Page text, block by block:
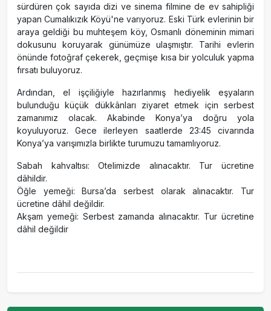
sürdüren çok sayıda dizi ve sinema filmine de ev sahipliği
yapan Cumalıkızık Köyü'ne varıyoruz. Eski Türk evlerinin bir
araya geldiği bu muhteşem köy, Osmanlı döneminin mimari
dokusunu koruyarak günümüze ulaşmıştır. Tarihi evlerin
önünde fotoğraf çekerek, geçmişe kısa bir yolculuk yapma
fırsatı buluyoruz.
Ardından, el işçiliğiyle hazırlanmış hediyelik eşyaların
bulunduğu küçük dükkânları ziyaret etmek için serbest
zamanımız olacak. Akabinde Konya’ya doğru yola
koyuluyoruz. Gece ilerleyen saatlerde 23:45 civarında
Konya’ya varışımızla birlikte turumuzu tamamlıyoruz.
Sabah kahvaltısı: Otelimizde alınacaktır. Tur ücretine
dâhildir.
Öğle yemeği: Bursa’da serbest olarak alınacaktır. Tur
ücretine dâhil değildir.
Akşam yemeği: Serbest zamanda alınacaktır. Tur ücretine
dâhil değildir